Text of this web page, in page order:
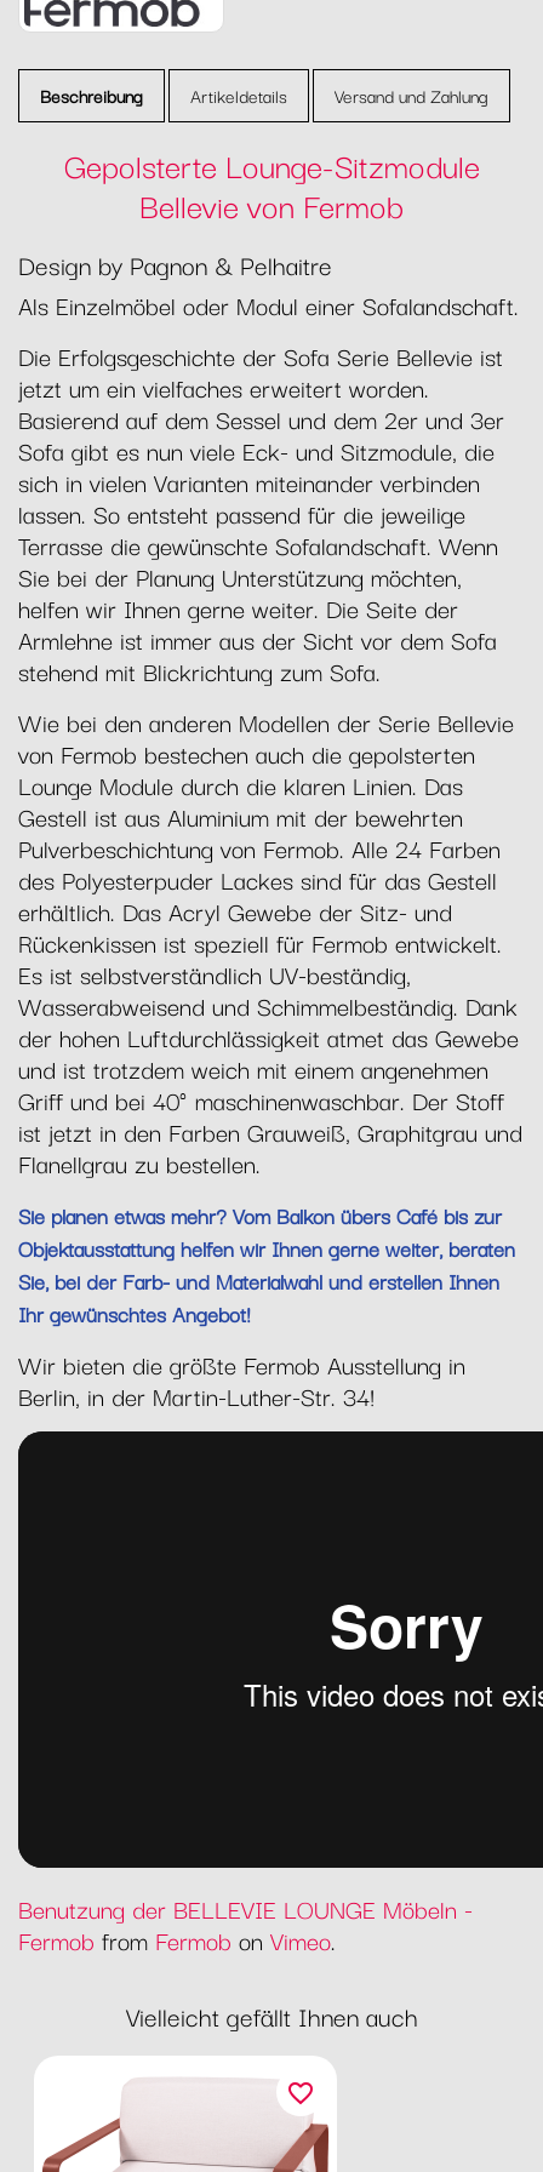
Beschreibung Artikeldetails Versand und Zahlung
Gepolsterte Lounge-Sitzmodule
Bellevie von Fermob
Design by Pagnon & Pelhaitre
Als Einzelmöbel oder Modul einer Sofalandschaft.
Die Erfolgsgeschichte der Sofa Serie Bellevie ist
jetzt um ein vielfaches erweitert worden.
Basierend auf dem Sessel und dem 2er und 3er
Sofa gibt es nun viele Eck- und Sitzmodule, die
sich in vielen Varianten miteinander verbinden
lassen. So entsteht passend für die jeweilige
Terrasse die gewünschte Sofalandschaft. Wenn
Sie bei der Planung Unterstützung möchten,
helfen wir Ihnen gerne weiter. Die Seite der
Armlehne ist immer aus der Sicht vor dem Sofa
stehend mit Blickrichtung zum Sofa.
Wie bei den anderen Modellen der Serie Bellevie
von Fermob bestechen auch die gepolsterten
Lounge Module durch die klaren Linien. Das
Gestell ist aus Aluminium mit der bewehrten
Pulverbeschichtung von Fermob. Alle 24 Farben
des Polyesterpuder Lackes sind für das Gestell
erhältlich. Das Acryl Gewebe der Sitz- und
Rückenkissen ist speziell für Fermob entwickelt.
Es ist selbstverständlich UV-beständig,
Wasserabweisend und Schimmelbeständig. Dank
der hohen Luftdurchlässigkeit atmet das Gewebe
und ist trotzdem weich mit einem angenehmen
Griff und bei 40° maschinenwaschbar. Der Stoff
ist jetzt in den Farben Grauweiß, Graphitgrau und
Flanellgrau zu bestellen.
Sie planen etwas mehr? Vom Balkon übers Café bis zur
Objektausstattung helfen wir Ihnen gerne weiter, beraten
Sie, bei der Farb- und Materialwahl und erstellen Ihnen
Ihr gewünschtes Angebot!
Wir bieten die größte Fermob Ausstellung in
Berlin, in der Martin-Luther-Str. 34!
Benutzung der BELLEVIE LOUNGE Möbeln -
Fermob from Fermob on Vimeo.
Vielleicht gefällt Ihnen auch
favorite_border